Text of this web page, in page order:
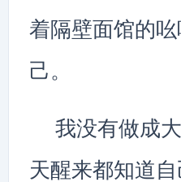
着隔壁面馆的
己。
我没有做成
天醒来都知道